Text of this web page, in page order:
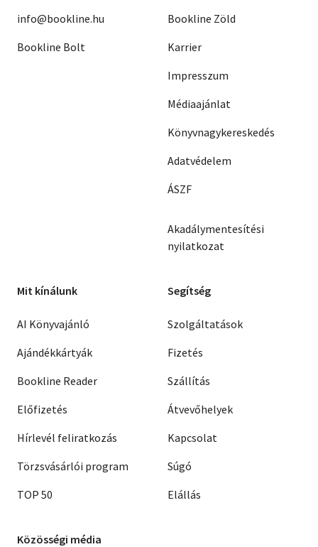
info@bookline.hu
Bookline Bolt
Bookline Zöld
Karrier
Impresszum
Médiaajánlat
Könyvnagykereskedés
Adatvédelem
ÁSZF
Akadálymentesítési
nyilatkozat
Mit kínálunk
AI Könyvajánló
Ajándékkártyák
Bookline Reader
Előfizetés
Hírlevél feliratkozás
Törzsvásárlói program
TOP 50
Segítség
Szolgáltatások
Fizetés
Szállítás
Átvevőhelyek
Kapcsolat
Súgó
Elállás
Közösségi média